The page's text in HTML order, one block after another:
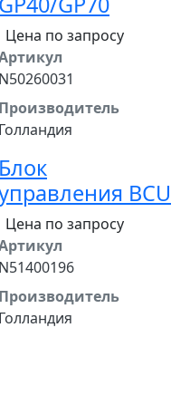
Цена по запросу
N50260031
Производитель
Голландия
Блок
BCU
Цена по запросу
N51400196
Производитель
Голландия